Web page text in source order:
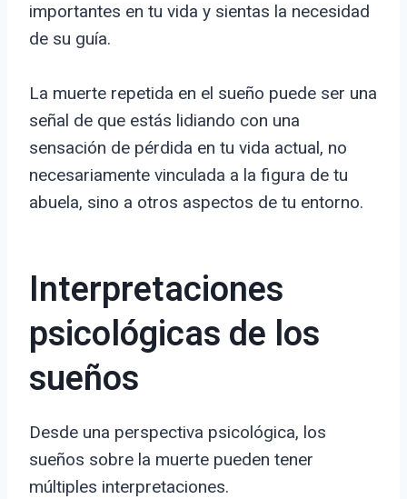
importantes en tu vida y sientas la necesidad
de su guía.
La muerte repetida en el sueño puede ser una
señal de que estás lidiando con una
sensación de pérdida en tu vida actual, no
necesariamente vinculada a la figura de tu
abuela, sino a otros aspectos de tu entorno.
Interpretaciones
psicológicas de los
sueños
Desde una perspectiva psicológica, los
sueños sobre la muerte pueden tener
múltiples interpretaciones.